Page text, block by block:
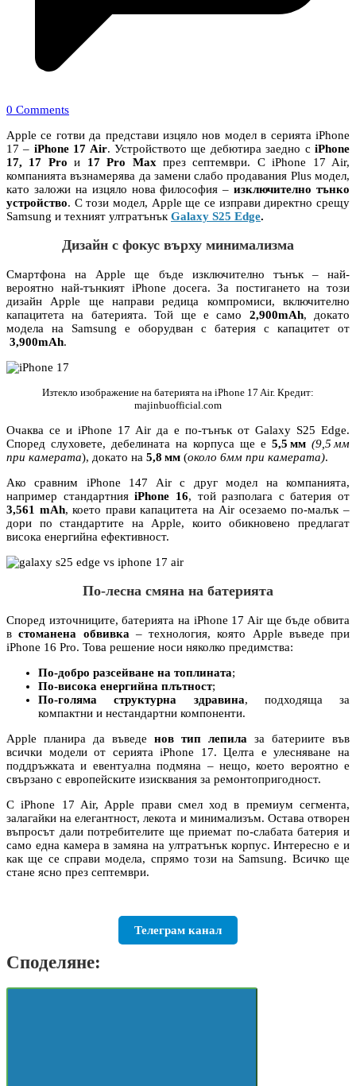
0 Comments
Apple се готви да представи изцяло нов модел в серията iPhone
17 – iPhone 17 Air. Устройството ще дебютира заедно сiPhone
17, 17 Pro и 17 Pro Max през септември. С iPhone 17 Air,
компанията възнамерява да замени слабо продавания Plus модел,
като заложи на изцяло нова философия –изключително тънко
устройство. С този модел, Apple ще се изправи директно срещу
Samsung и техният ултратънък Galaxy S25 Edge.
Дизайн с фокус върху минимализма
Смартфона на Apple ще бъде изключително тънък – най-
вероятно най-тънкият iPhone досега. За постигането на този
дизайн Apple ще направи редица компромиси, включително
капацитета на батерията. Той ще е само 2,900mAh, докато
модела на Samsung е оборудван с батерия с капацитет от
3,900mAh.
Изтекло изображение на батерията на iPhone 17 Air. Кредит:
majinbuofficial.com
Очаква се и iPhone 17 Air да е по-тънък от Galaxy S25 Edge.
Според слуховете, дебелината на корпуса ще е 5,5 мм (9,5 мм
при камерата), докато на 5,8 мм (около 6мм при камерата).
Ако сравним iPhone 147 Air с друг модел на компанията,
например стандартнияiPhone 16, той разполага с батерия от
3,561 mAh, което прави капацитета на Air осезаемо по-малък –
дори по стандартите на Apple, които обикновено предлагат
висока енергийна ефективност.
По-лесна смяна на батерията
Според източниците, батерията на iPhone 17 Air ще бъде обвита
встоманена обвивка – технология, която Apple въведе при
iPhone 16 Pro. Това решение носи няколко предимства:
По-добро разсейване на топлината;
По-висока енергийна плътност;
По-голяма структурна здравина, подходяща за
компактни и нестандартни компоненти.
Apple планира да въведе нов тип лепила за батериите във
всички модели от серията iPhone 17. Целта е улесняване на
поддръжката и евентуална подмяна – нещо, което вероятно е
свързано с европейските изисквания за ремонтопригодност.
С iPhone 17 Air, Apple прави смел ход в премиум сегмента,
залагайки на елегантност, лекота и минимализъм. Остава отворен
въпросът дали потребителите ще приемат по-слабата батерия и
само една камера в замяна на ултратънък корпус. Интересно е и
как ще се справи модела, спрямо този на Samsung. Всичко ще
стане ясно през септември.
Телеграм канал
Споделяне: